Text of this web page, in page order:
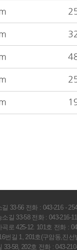
33-56 전화 : 043-216 -
33-58 전화 : 043-216-
425-12. 101호 전화 :
길 1, 201호(구암동,진
58, 202호 전화 : 043-